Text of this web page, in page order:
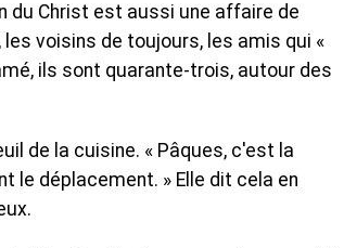
du Christ est aussi une affaire de
voisins de toujours, les amis qui «
ils sont quarante-trois, autour des
de la cuisine. « Pâques, c'est la
le déplacement. » Elle dit cela en